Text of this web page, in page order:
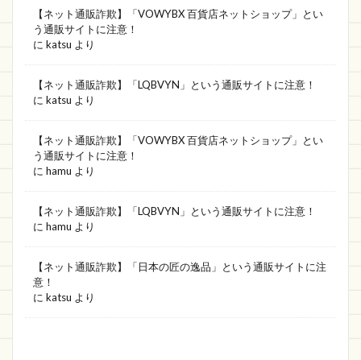
【ネット通販詐欺】「VOWYBX 百貨店ネットショップ」とい
う通販サイトに注意！
に katsu より
【ネット通販詐欺】「LQBVYN」という通販サイトに注意！
に katsu より
【ネット通販詐欺】「VOWYBX 百貨店ネットショップ」とい
う通販サイトに注意！
に hamu より
【ネット通販詐欺】「LQBVYN」という通販サイトに注意！
に hamu より
【ネット通販詐欺】「日本の匠の逸品」という通販サイトに注
意！
に katsu より